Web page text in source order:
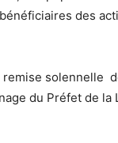
des
solennelle
du Préfet de la